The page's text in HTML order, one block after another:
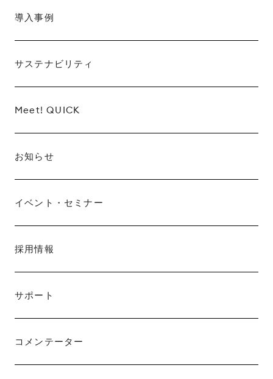
導入事例
サステナビリティ
Meet! QUICK
お知らせ
イベント・セミナー
採用情報
サポート
コメンテーター